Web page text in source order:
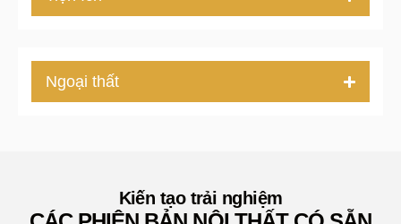
Ngoại thất
Kiến tạo trải nghiệm